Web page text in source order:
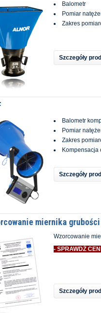
Balometr
Pomiar
Zakres
Szczegóły
Balometr
Pomiar
Zakres
Kompensacja
Szczegóły
miernika grubości
Wzorcowanie
- SPRAWDŹ
Szczegóły